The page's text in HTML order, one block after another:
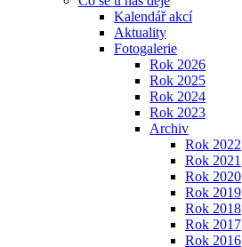
Kalendář akcí
Aktuality
Fotogalerie
Rok 2026
Rok 2025
Rok 2024
Rok 2023
Archiv
Rok 2022
Rok 2021
Rok 2020
Rok 2019
Rok 2018
Rok 2017
Rok 2016